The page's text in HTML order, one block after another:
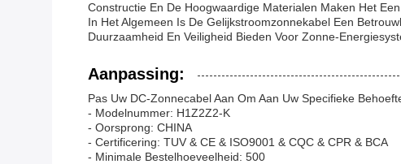
Constructie En De Hoogwaardige Materialen Maken Het
In Het Algemeen Is De Gelijkstroomzonnekabel Een
Duurzaamheid En Veiligheid Bieden Voor Zonne-
Aanpassing:
Pas Uw DC-Zonnecabel Aan Om Aan Uw Specifieke
- Modelnummer: H1Z2Z2-K
- Oorsprong: CHINA
- Certificering: TUV & CE & ISO9001 & CQC & CPR & BCA
- Minimale Bestelhoeveelheid: 500